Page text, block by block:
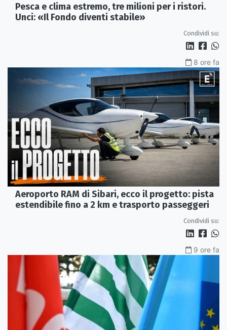
Pesca e clima estremo, tre milioni per i ristori.
Unci: «Il Fondo diventi stabile»
Condividi su:
8 ore fa
Aeroporto RAM di Sibari, ecco il progetto: pista
estendibile fino a 2 km e trasporto passeggeri
Condividi su:
9 ore fa